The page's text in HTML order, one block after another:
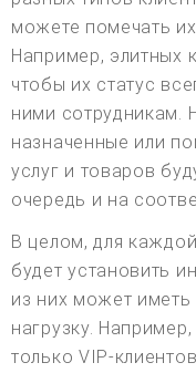
можете помечать
Например, элитных
чтобы их статус
ними
назначенные или
услуг и товаров
очередь и на
В целом, для
будет установить
из них может
нагрузку.
только VIP-